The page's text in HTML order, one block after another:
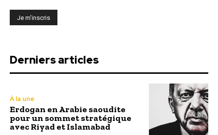
Derniers articles
À la une
Erdogan en Arabie saoudite
pour un sommet stratégique
avec Riyad et Islamabad